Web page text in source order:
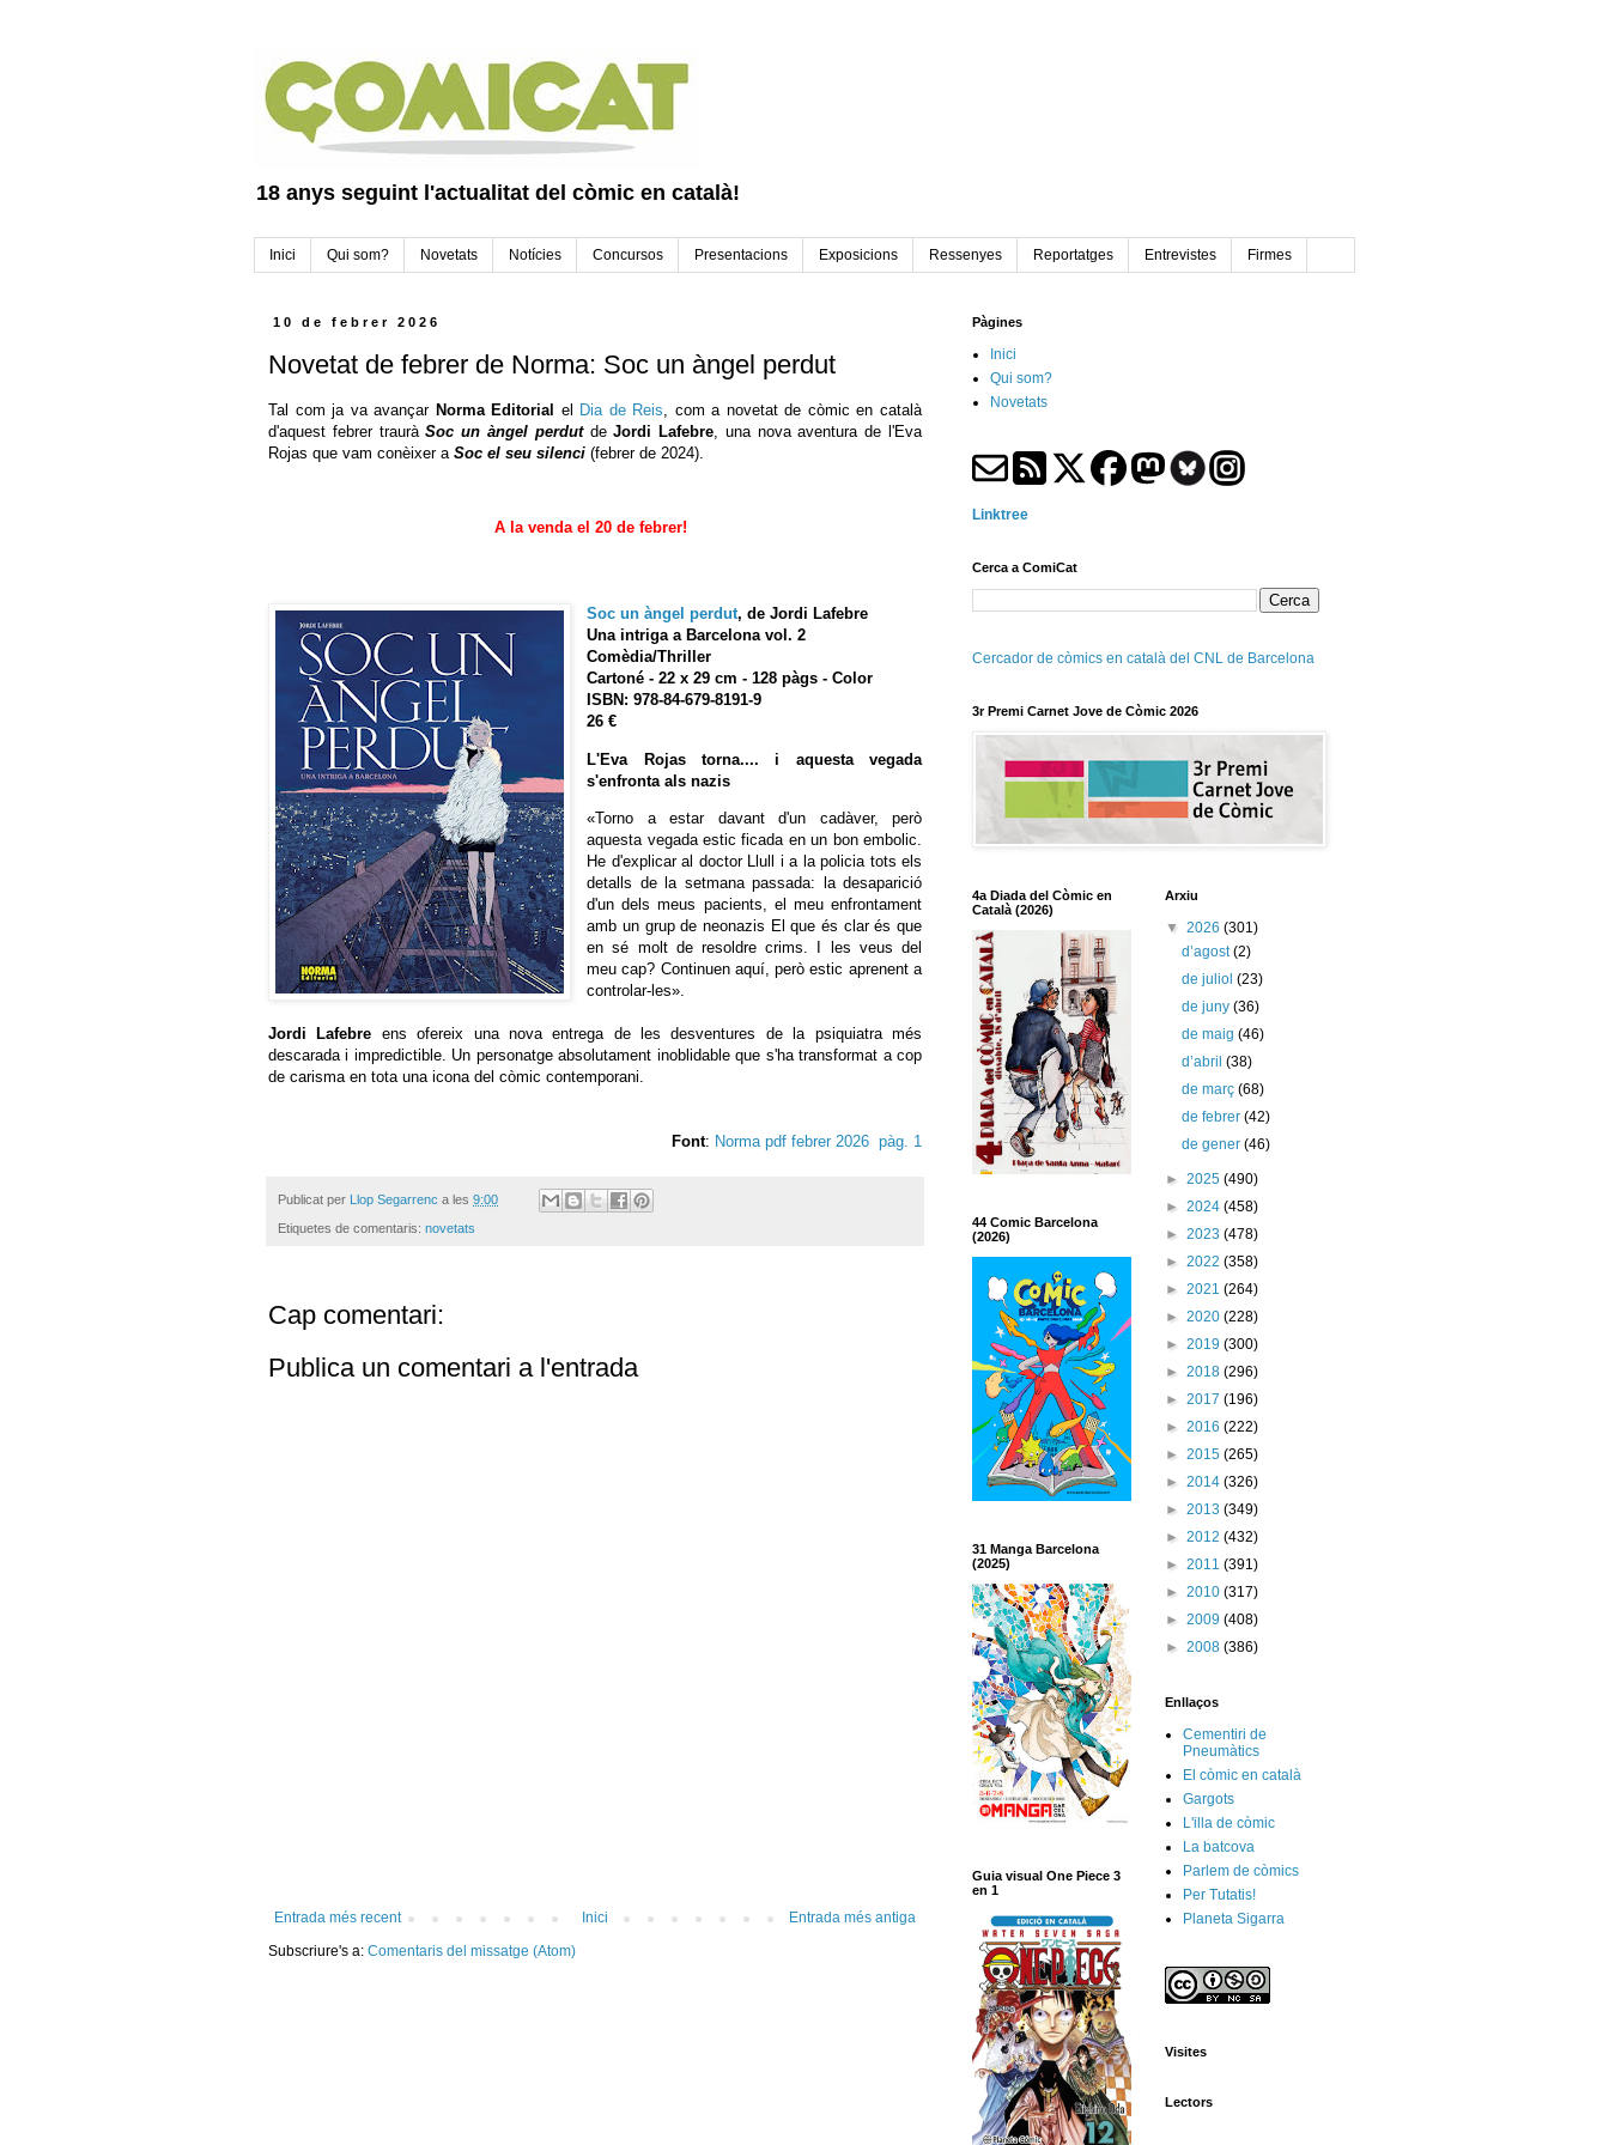
18 anys seguint l'actualitat del còmic en català!
Inici Qui som? Novetats Notícies Concursos Presentacions Exposicions Ressenyes Reportatges Entrevistes Firmes
10 de febrer 2026
Novetat de febrer de Norma: Soc un àngel perdut
Tal com ja va avançar Norma Editorial el Dia de Reis, com a novetat de còmic en català
d'aquest febrer trauràSoc un àngel perdutdeJordi Lafebre, una nova aventura de l'Eva
Rojas que vam conèixer a Soc el seu silenci (febrer de 2024).
A la venda el 20 de febrer!
Soc un àngel perdut, de Jordi Lafebre
Una intriga a Barcelona vol. 2
Comèdia/Thriller
Cartoné - 22 x 29 cm - 128 pàgs - Color
ISBN:978-84-679-8191-9
26 €
L'Eva Rojas torna.... i aquesta vegada
s'enfronta als nazis
«Torno a estar davant d'un cadàver, però
aquesta vegada estic ficada en un bon embolic.
He d'explicar al doctor Llull i a la policia tots els
detalls de la setmana passada: la desaparició
d'un dels meus pacients, el meu enfrontament
amb un grup de neonazis El que és clar és que
en sé molt de resoldre crims. I les veus del
meu cap? Continuen aquí, però estic aprenent a
controlar-les».
Jordi Lafebre ens ofereix una nova entrega de les desventures de la psiquiatra més
descarada i impredictible. Un personatge absolutament inoblidable que s'ha transformat a cop
de carisma en tota una icona del còmic contemporani.
Font: Norma pdf febrer 2026 pàg. 1
Publicat per Llop Segarrenc a les 9:00
Etiquetes de comentaris: novetats
Cap comentari:
Publica un comentari a l'entrada
Entrada més recent Entrada més antiga
Inici
Subscriure's a: Comentaris del missatge (Atom)
Pàgines
Inici
Qui som?
Novetats
Linktree
Cerca a ComiCat
Cercador de còmics en català del CNL de Barcelona
3r Premi Carnet Jove de Còmic 2026
4a Diada del Còmic en
Català (2026)
44 Comic Barcelona
(2026)
31 Manga Barcelona
(2025)
Guia visual One Piece 3
en 1
Arxiu
▼ 2026 (301)
d’agost(2)
de juliol(23)
de juny(36)
de maig(46)
d’abril(38)
de març(68)
de febrer(42)
de gener(46)
► 2025 (490)
► 2024 (458)
► 2023 (478)
► 2022 (358)
► 2021 (264)
► 2020 (228)
► 2019 (300)
► 2018 (296)
► 2017 (196)
► 2016 (222)
► 2015 (265)
► 2014 (326)
► 2013 (349)
► 2012 (432)
► 2011 (391)
► 2010 (317)
► 2009 (408)
► 2008 (386)
Enllaços
Cementiri de
Pneumàtics
El còmic en català
Gargots
L'illa de còmic
La batcova
Parlem de còmics
Per Tutatis!
Planeta Sigarra
Visites
Lectors